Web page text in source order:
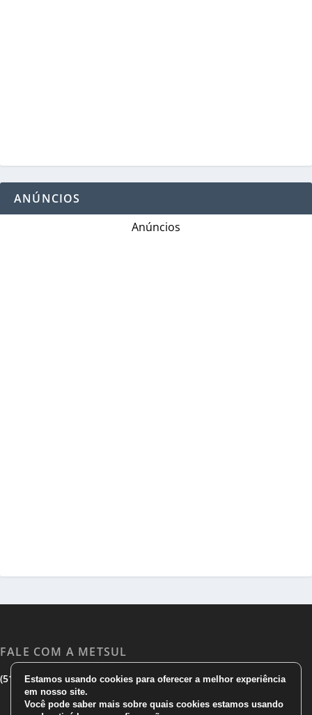
ANÚNCIOS
Anúncios
FALE COM A METSUL
(51) 3533 1983|(51)3785 7752| comercial@metsul.com
Estamos usando cookies para oferecer a melhor experiência
em nosso site.
Você pode saber mais sobre quais cookies estamos usando